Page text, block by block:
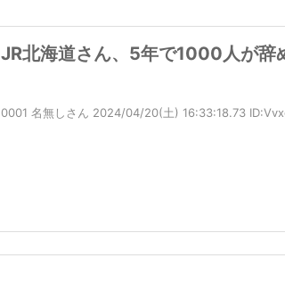
JR北海道さん、5年で1000人が辞
0001 名無しさん 2024/04/20(土) 16:33:18.73